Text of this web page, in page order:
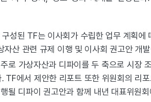
성된 TF는 이사회가 수립한 업무 계획에
산 관련 규제 이행 및 이사회 권고안 개
주로 가상자산과 디파이를 두 축으로 시장
에서 제안한 리포트 또한 위원회의 리
될 디파이 권고안과 함께 내년 대표위원